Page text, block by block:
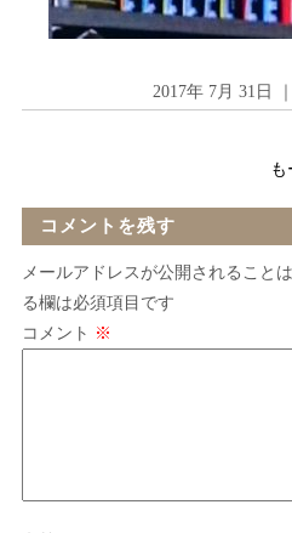
2017年 7月 31日
も
コメントを残す
メールアドレスが公開されること
る欄は必須項目です
コメント ※